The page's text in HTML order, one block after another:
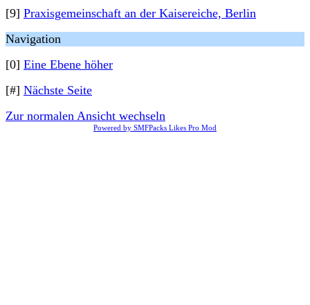
[9] Praxisgemeinschaft an der Kaisereiche, Berlin
Navigation
[0] Eine Ebene höher
[#] Nächste Seite
Zur normalen Ansicht wechseln
Powered by SMFPacks Likes Pro Mod